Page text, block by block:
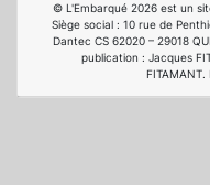
© L'Embarqué 2026 est un
Siège social : 10 rue de
Dantec CS 62020 – 29018
publication : Jacques
FITAMANT.